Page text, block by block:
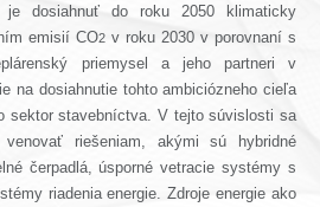
dosiahnuť do roku 2050 klimaticky
emisií CO2 v roku 2030 v porovnaní s
priemysel a jeho partneri v
na dosiahnutie tohto ambiciózneho cieľa
sektor stavebníctva. V tejto súvislosti sa
riešeniam, akými sú hybridné
čerpadlá, úsporné vetracie systémy s
riadenia energie. Zdroje energie ako